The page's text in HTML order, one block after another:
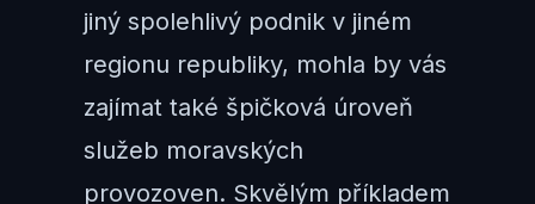
jiný spolehlivý podnik v jiném
regionu republiky, mohla by vás
zajímat také špičková úroveň
služeb moravských
provozoven. Skvělým příkladem